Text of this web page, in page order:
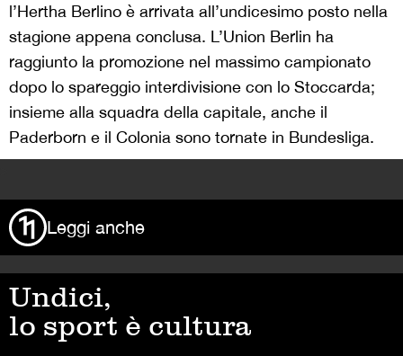
l’Hertha Berlino è arrivata all’undicesimo posto nella
stagione appena conclusa. L’Union Berlin ha
raggiunto la promozione nel massimo campionato
dopo lo spareggio interdivisione con lo Stoccarda;
insieme alla squadra della capitale, anche il
Paderborn e il Colonia sono tornate in Bundesliga.
Leggi anche
Undici,
lo sport è cultura